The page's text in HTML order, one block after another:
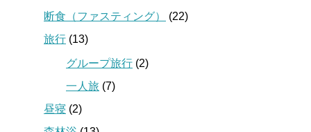
断食（ファスティング）
(22)
旅行 (13)
グループ旅行 (2)
一人旅 (7)
昼寝 (2)